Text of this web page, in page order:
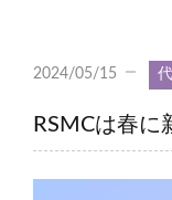
2024/05/15
RSMCは春に